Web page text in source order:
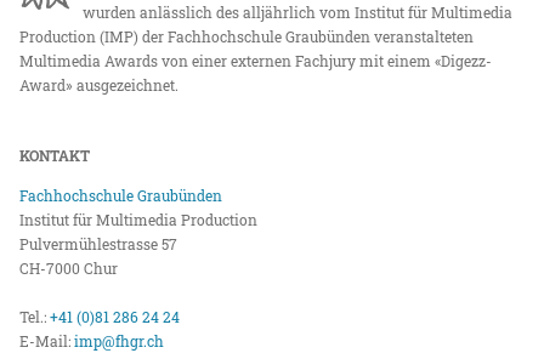
wurden anlässlich des alljährlich vom Institut für Multimedia
Production (IMP) der Fachhochschule Graubünden veranstalteten
Multimedia Awards von einer externen Fachjury mit einem «Digezz-
Award» ausgezeichnet.
KONTAKT
Fachhochschule Graubünden
Institut für Multimedia Production
Pulvermühlestrasse 57
CH-7000 Chur
Tel.:+41 (0)81 286 24 24
E-Mail:imp@fhgr.ch